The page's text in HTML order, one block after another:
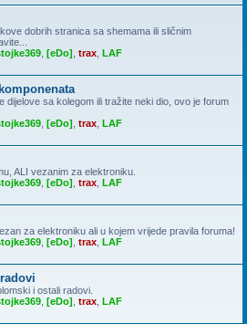
dobrih stranica sa shemama ili sličnim
[eDo] trax LAF
dijelove sa kolegom ili tražite neki dio, ovo je forum
[eDo] trax LAF
ALI vezanim za elektroniku.
[eDo] trax LAF
za elektroniku ali u kojem vrijede pravila foruma!
[eDo] trax LAF
i ostali radovi.
[eDo] trax LAF